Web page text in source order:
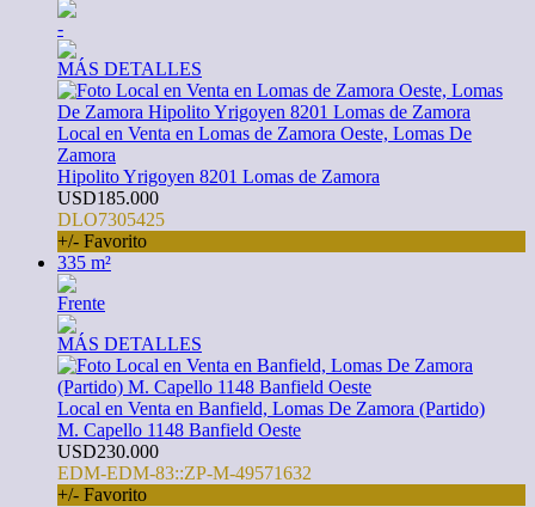
-
MÁS DETALLES
Local en Venta en Lomas de Zamora Oeste, Lomas De
Zamora
Hipolito Yrigoyen 8201 Lomas de Zamora
USD185.000
DLO7305425
+/- Favorito
335 m²
Frente
MÁS DETALLES
Local en Venta en Banfield, Lomas De Zamora (Partido)
M. Capello 1148 Banfield Oeste
USD230.000
EDM-EDM-83::ZP-M-49571632
+/- Favorito